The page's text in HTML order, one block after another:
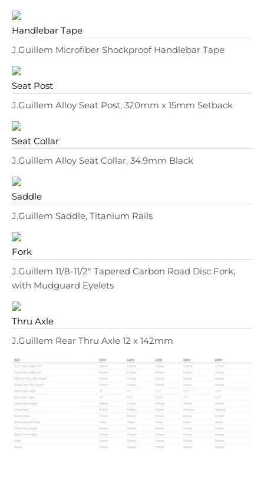
Handlebar Tape
J.Guillem Microfiber Shockproof Handlebar Tape
Seat Post
J.Guillem Alloy Seat Post, 320mm x 15mm Setback
Seat Collar
J.Guillem Alloy Seat Collar, 34.9mm Black
Saddle
J.Guillem Saddle, Titanium Rails
Fork
J.Guillem 11/8-11/2" Tapered Carbon Road Disc Fork,
with Mudguard Eyelets
Thru Axle
J.Guillem Rear Thru Axle 12 x 142mm